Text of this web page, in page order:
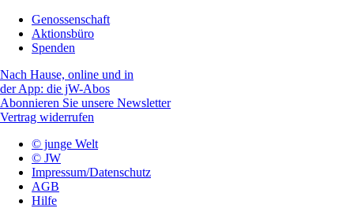
Genossenschaft
Aktionsbüro
Spenden
Nach Hause, online und in
der App: die jW-Abos
Abonnieren Sie unsere Newsletter
Vertrag widerrufen
© junge Welt
© JW
Impressum/Datenschutz
AGB
Hilfe